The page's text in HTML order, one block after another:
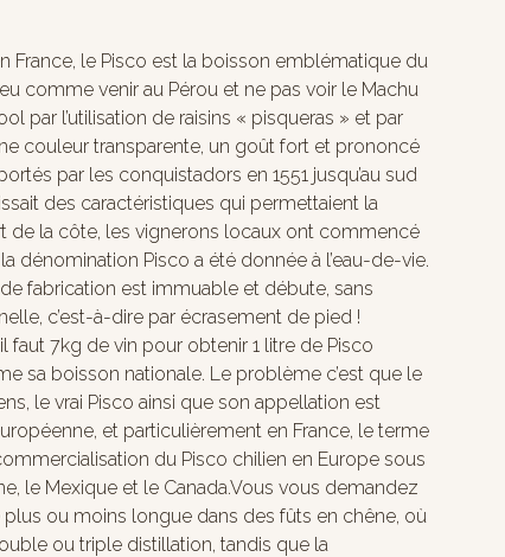
le Pisco est la boisson emblématique du
comme venir au Pérou et ne pas voir le Machu
par l’utilisation de raisins « pisqueras » et par
couleur transparente, un goût fort et prononcé
par les conquistadors en 1551 jusqu’au sud
des caractéristiques qui permettaient la
de la côte, les vignerons locaux ont commencé
dénomination Pisco a été donnée à l’eau-de-vie.
fabrication est immuable et débute, sans
c’est-à-dire par écrasement de pied !
faut 7kg de vin pour obtenir 1 litre de Pisco
sa boisson nationale. Le problème c’est que le
le vrai Pisco ainsi que son appellation est
et particulièrement en France, le terme
du Pisco chilien en Europe sous
le Mexique et le Canada.Vous vous demandez
plus ou moins longue dans des fûts en chêne, où
ou triple distillation, tandis que la